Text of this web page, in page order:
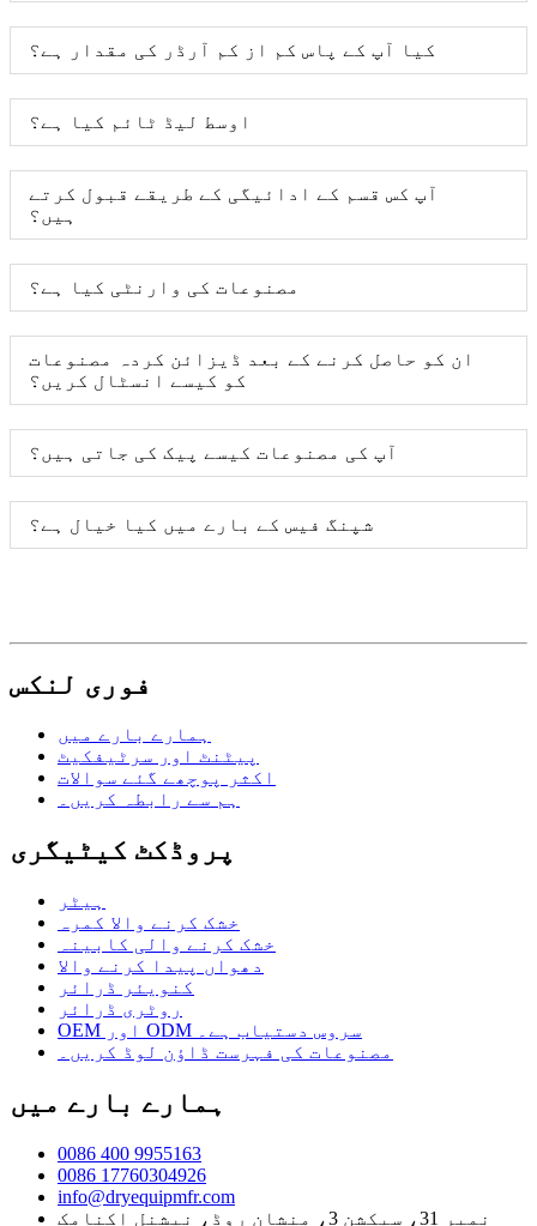
کیا آپ کے پاس کم از کم آرڈر کی مقدار ہے؟
اوسط لیڈ ٹائم کیا ہے؟
آپ کس قسم کے ادائیگی کے طریقے قبول کرتے
ہیں؟
مصنوعات کی وارنٹی کیا ہے؟
ان کو حاصل کرنے کے بعد ڈیزائن کردہ مصنوعات
کو کیسے انسٹال کریں؟
آپ کی مصنوعات کیسے پیک کی جاتی ہیں؟
شپنگ فیس کے بارے میں کیا خیال ہے؟
فوری لنکس
ہمارے بارے میں
پیٹنٹ اور سرٹیفکیٹ
اکثر پوچھے گئے سوالات
ہم سے رابطہ کریں۔
پروڈکٹ کیٹیگری
ہیٹر
خشک کرنے والا کمرہ
خشک کرنے والی کابینہ
دھواں پیدا کرنے والا
کنویئر ڈرائر
روٹری ڈرائر
OEM اور ODM سروس دستیاب ہے۔
مصنوعات کی فہرست ڈاؤن لوڈ کریں۔
ہمارے بارے میں
0086 400 9955163
0086 17760304926
info@dryequipmfr.com
نمبر 31، سیکشن 3، منشان روڈ، نیشنل اکنامک